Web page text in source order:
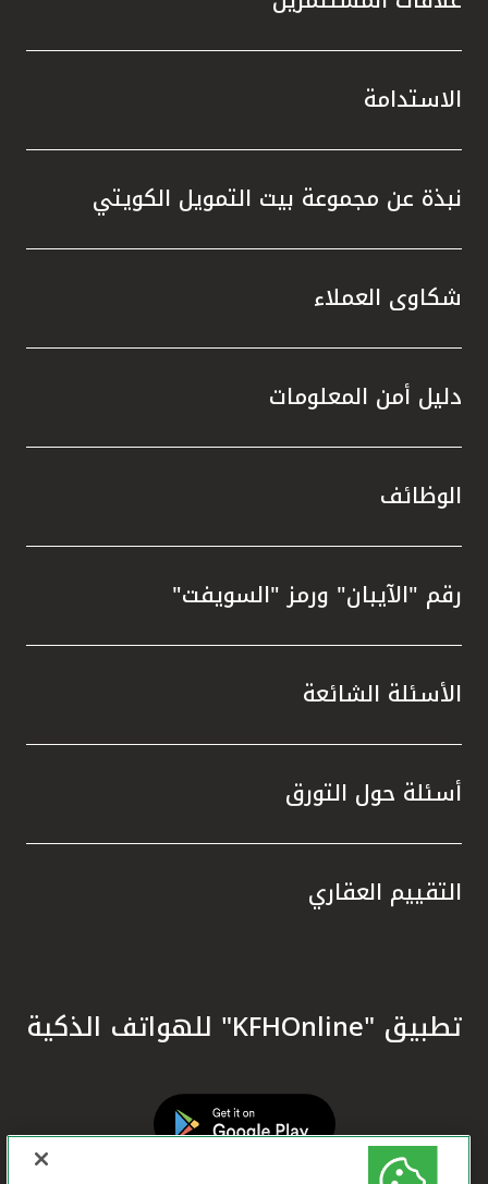
الاستدامة
نبذة عن مجموعة بيت التمويل الكويتي
شكاوى العملاء
دليل أمن المعلومات
الوظائف
رقم "الآيبان" ورمز "السويفت"
الأسئلة الشائعة
أسئلة حول التورق
التقييم العقاري
تطبيق "KFHOnline" للهواتف الذكية